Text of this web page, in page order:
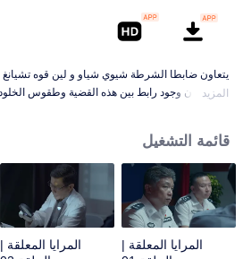
يتعاون ضابطا الشرطة شيوي شياو و لين قوه
ويكتشفان وجود رابط بين هذه القضية وطقوس الخلود
المزيد
قائمة التشغيل
المرايا المعلقة |
المرايا المعلقة |